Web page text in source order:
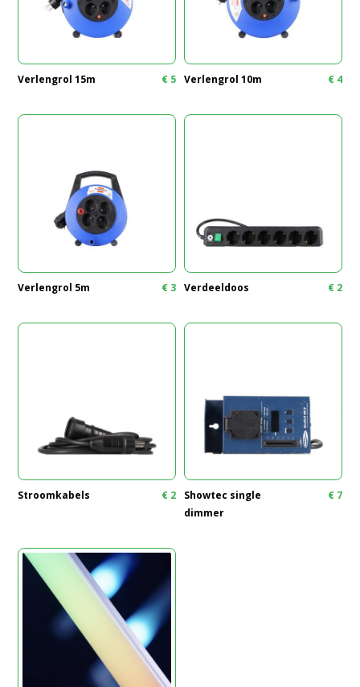
Verlengrol 15m € 5 Verlengrol 10m €4
Verlengrol 5m € 3 Verdeeldoos €2
Stroomkabels € 2
Showtec single
dimmer
€7